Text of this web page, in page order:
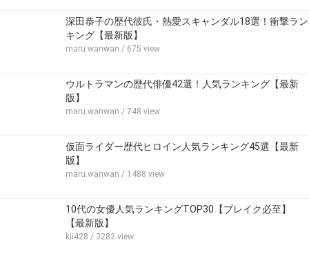
深田恭子の歴代彼氏・熱愛スキャンダル18選！衝撃ラン
キング【最新版】
maru.wanwan / 675 view
ウルトラマンの歴代俳優42選！人気ランキング【最新
版】
maru.wanwan / 748 view
仮面ライダー歴代ヒロイン人気ランキング45選【最新
版】
maru.wanwan / 1488 view
10代の女優人気ランキングTOP30【ブレイク必至】
【最新版】
kii428 / 3282 view